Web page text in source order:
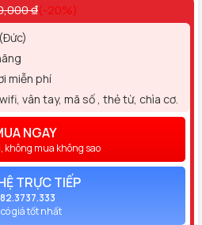
₫(-20%)
miễn phí
vân tay, mã số , thẻ từ, chìa cơ.
NGAY
không mua không sao
TRỰC TIẾP
giá tốt nhất